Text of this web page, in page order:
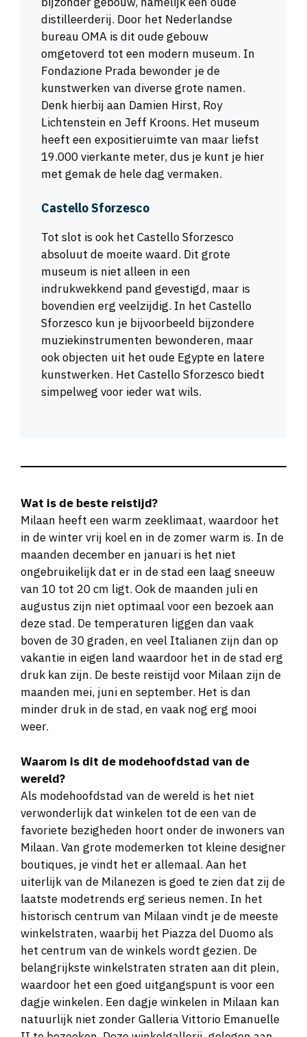
distilleerderij. Door het Nederlandse
bureau OMA is dit oude gebouw
omgetoverd tot een modern museum. In
Fondazione Prada bewonder je de
kunstwerken van diverse grote namen.
Denk hierbij aan Damien Hirst, Roy
Lichtenstein en Jeff Kroons. Het museum
heeft een expositieruimte van maar liefst
19.000 vierkante meter, dus je kunt je hier
met gemak de hele dag vermaken.
Castello Sforzesco
Tot slot is ook het Castello Sforzesco
absoluut de moeite waard. Dit grote
museum is niet alleen in een
indrukwekkend pand gevestigd, maar is
bovendien erg veelzijdig. In het Castello
Sforzesco kun je bijvoorbeeld bijzondere
muziekinstrumenten bewonderen, maar
ook objecten uit het oude Egypte en latere
kunstwerken. Het Castello Sforzesco biedt
simpelweg voor ieder wat wils.
Wat is de beste reistijd?
Milaan heeft een warm zeeklimaat, waardoor het
in de winter vrij koel en in de zomer warm is. In de
maanden december en januari is het niet
ongebruikelijk dat er in de stad een laag sneeuw
van 10 tot 20 cm ligt. Ook de maanden juli en
augustus zijn niet optimaal voor een bezoek aan
deze stad. De temperaturen liggen dan vaak
boven de 30 graden, en veel Italianen zijn dan op
vakantie in eigen land waardoor het in de stad erg
druk kan zijn. De beste reistijd voor Milaan zijn de
maanden mei, juni en september. Het is dan
minder druk in de stad, en vaak nog erg mooi
weer.
Waarom is dit de modehoofdstad van de
wereld?
Als modehoofdstad van de wereld is het niet
verwonderlijk dat winkelen tot de een van de
favoriete bezigheden hoort onder de inwoners van
Milaan. Van grote modemerken tot kleine designer
boutiques, je vindt het er allemaal. Aan het
uiterlijk van de Milanezen is goed te zien dat zij de
laatste modetrends erg serieus nemen. In het
historisch centrum van Milaan vindt je de meeste
winkelstraten, waarbij het Piazza del Duomo als
het centrum van de winkels wordt gezien. De
belangrijkste winkelstraten straten aan dit plein,
waardoor het een goed uitgangspunt is voor een
dagje winkelen. Een dagje winkelen in Milaan kan
natuurlijk niet zonder Galleria Vittorio Emanuelle